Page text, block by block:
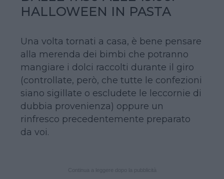
HALLOWEEN IN PASTA
Una volta tornati a casa, è bene pensare
alla merenda dei bimbi che potranno
mangiare i dolci raccolti durante il giro
(controllate, però, che tutte le confezioni
siano sigillate o escludete le leccornie di
dubbia provenienza) oppure un
rinfresco precedentemente preparato
da voi.